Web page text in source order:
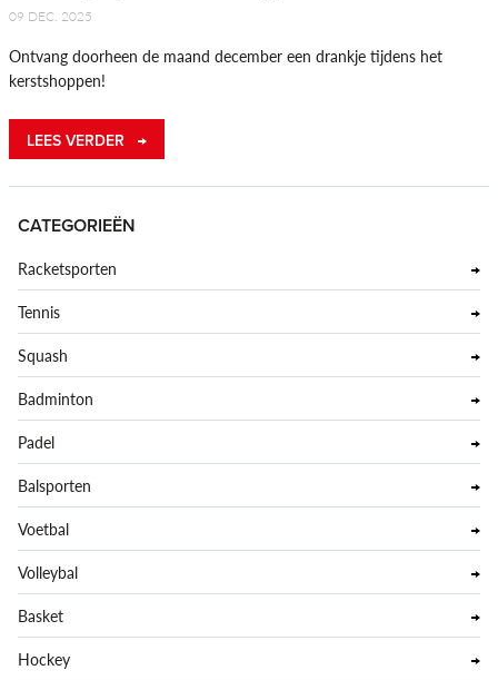
09 DEC. 2025
Ontvang doorheen de maand december een drankje tijdens het
kerstshoppen!
LEES VERDER
CATEGORIEËN
Racketsporten
Tennis
Squash
Badminton
Padel
Balsporten
Voetbal
Volleybal
Basket
Hockey